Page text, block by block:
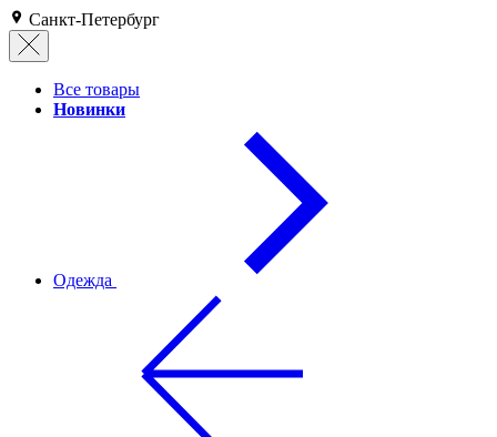
Санкт-Петербург
Все товары
Новинки
Одежда